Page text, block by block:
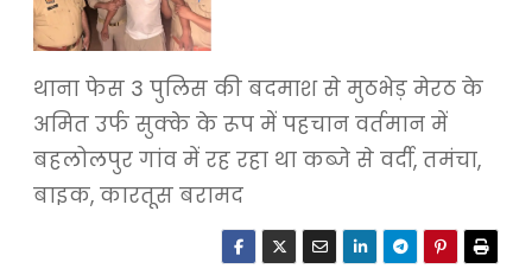
थाना फेस 3 पुलिस की बदमाश से मुठभेड़ मेरठ के
अमित उर्फ सुक्के के रूप में पहचान वर्तमान में
बहलोलपुर गांव में रह रहा था कब्जे से वर्दी, तमंचा,
बाइक, कारतूस बरामद